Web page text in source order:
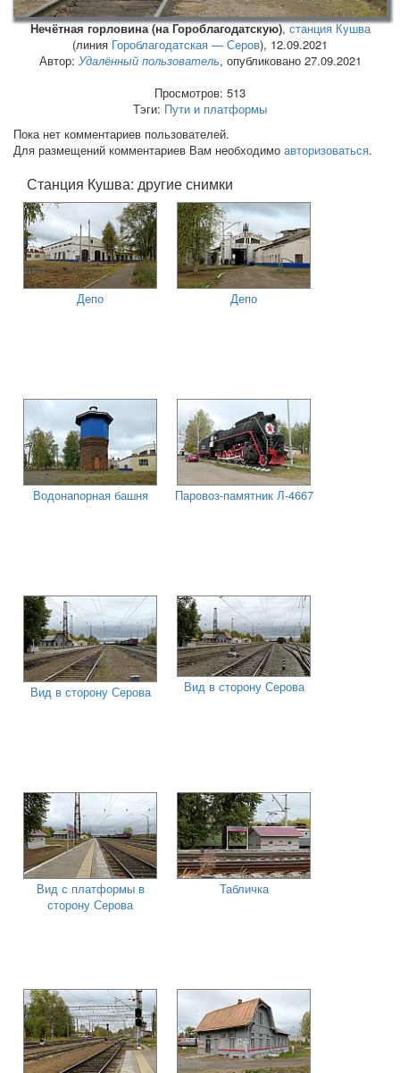
Нечётная горловина (на Гороблагодатскую),станция Кушва
(линия Гороблагодатская — Серов), 12.09.2021
Автор: Удалённый пользователь, опубликовано 27.09.2021
Просмотров: 513
Тэги: Пути и платформы
Пока нет комментариев пользователей.
Для размещений комментариев Вам необходимо авторизоваться.
Станция Кушва: другие снимки
Депо Депо
Водонапорная башня Паровоз-памятник Л-4667
Вид в сторону Серова Вид в сторону Серова
Вид с платформы в
сторону Серова
Табличка